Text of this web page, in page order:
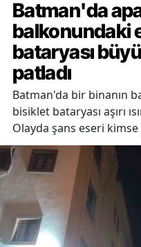
Batman'da
balkonundaki
bataryası
patladı
Batman'da bir binanın
bisiklet bataryası aşırı
Olayda şans eseri kimse